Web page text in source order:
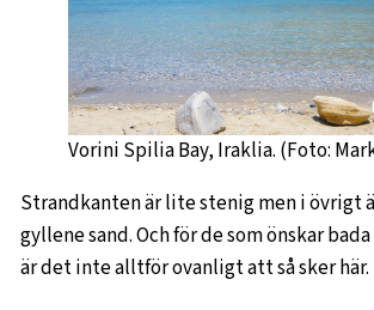
Vorini Spilia Bay, Iraklia. (Foto:
Strandkanten är lite stenig men i övrigt
gyllene sand. Och för de som önskar
är det inte alltför ovanligt att så sker här.